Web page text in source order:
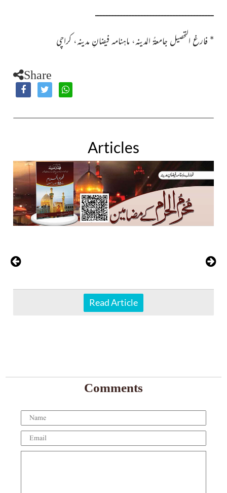
ــــــــــــــــــــــــــــــــــــــــــــــــــــــــــــــــــــــــــــــ
* فارغ التحصیل جامعۃُ المدینہ، ماہنامہ فیضانِ مدینہ، کراچی
Share
Articles
Read Article
Comments